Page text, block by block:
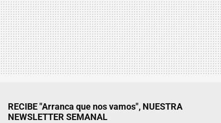
RECIBE "Arranca que nos vamos", NUESTRA
NEWSLETTER SEMANAL